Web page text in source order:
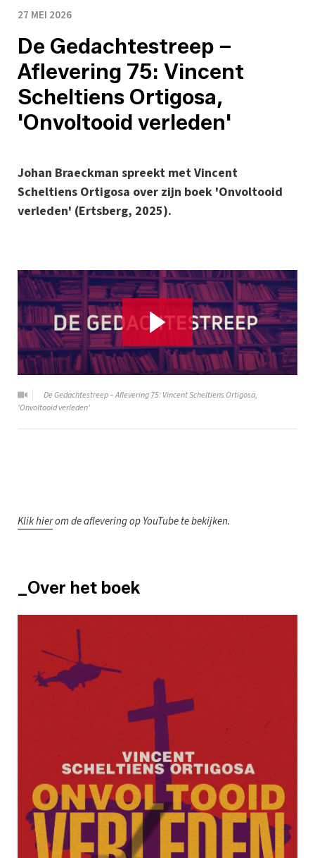
27 MEI 2026
De Gedachtestreep –
Aflevering 75: Vincent
Scheltiens Ortigosa,
'Onvoltooid verleden'
Johan Braeckman spreekt met Vincent
Scheltiens Ortigosa over zijn boek 'Onvoltooid
verleden' (Ertsberg, 2025).
De Gedachtestreep – Aflevering 75: Vincent Scheltiens Ortigosa,
'Onvoltooid verleden'
Klik hierom de aflevering op YouTube te bekijken.
_Over het boek